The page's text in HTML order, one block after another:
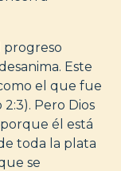
progreso
Este
el que fue
Pero Dios
él está
toda la plata
se